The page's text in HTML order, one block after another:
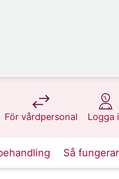
För vårdpersonal
på 1177.se
Logga
på
Så